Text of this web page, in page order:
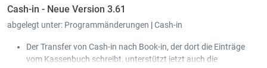
Cash-in - Neue Version 3.61
abgelegt unter: Programmänderungen |Cash-in
Der Transfer von Cash-in nach Book-in, der dort die Einträge
vom Kassenbuch schreibt, unterstützt jetzt auch die